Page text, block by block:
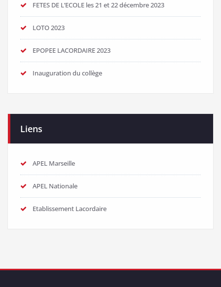
FETES DE L’ECOLE les 21 et 22 décembre 2023
LOTO 2023
EPOPEE LACORDAIRE 2023
Inauguration du collège
Liens
APEL Marseille
APEL Nationale
Etablissement Lacordaire